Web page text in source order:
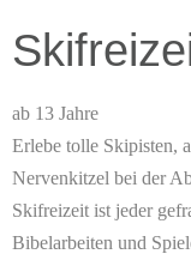
ab 13 Jahre
Erlebe tolle Skipisten,
Nervenkitzel bei der
Skifreizeit ist jeder
Bibelarbeiten und